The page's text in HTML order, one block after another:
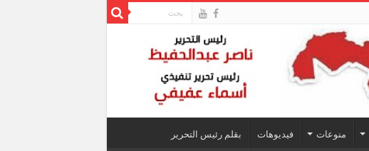
منوعات فيديوهات بقلم رئيس التحرير